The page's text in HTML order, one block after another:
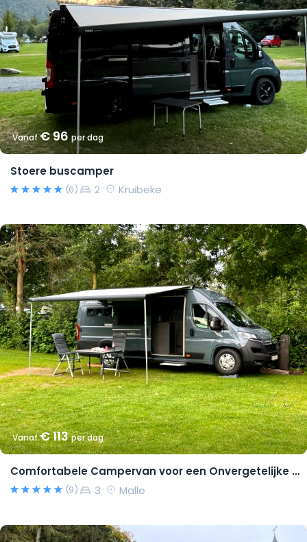
Vanaf€ 96per dag
Stoere buscamper
(6) 2 Kruibeke
Vanaf€ 113per dag
Comfortabele Campervan voor een Onvergetelijke Reis!
(9) 3 Malle